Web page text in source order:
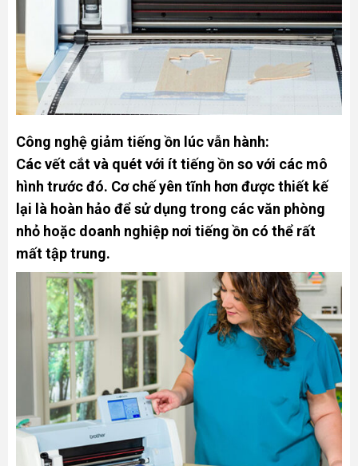
Công nghệ giảm tiếng ồn lúc vẫn hành:
Các vết cắt và quét với ít tiếng ồn so với các mô
hình trước đó. Cơ chế yên tĩnh hơn được thiết kế
lại là hoàn hảo để sử dụng trong các văn phòng
nhỏ hoặc doanh nghiệp nơi tiếng ồn có thể rất
mất tập trung.